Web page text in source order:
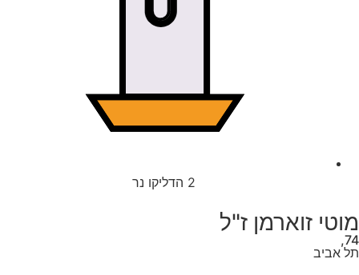
2 הדליקו נר
מוטי זוארמן ז"ל
74,
תל אביב